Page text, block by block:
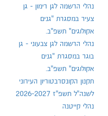
נהלי הרשמה לגן רימון - גן
צעיר במסגרת "גנים
אקולוגים" תשפ"ב.
נהלי הרשמה לגן צבעוני - גן
בוגר במסגרת "גנים
אקולוגים" תשפ"ב.
תקנון הקונסרבטוריון העירוני
לשנה"ל תשפ"ז 2026-2027
נהלי קייטנה